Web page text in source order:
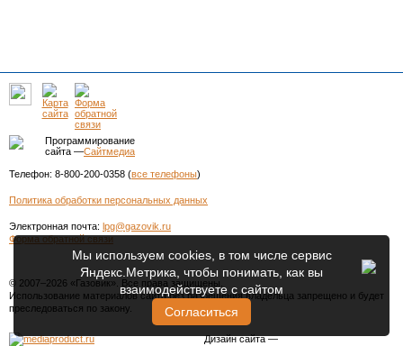
Программирование
сайта —Сайтмедиа
Телефон: 8-800-200-0358 (все телефоны)
Политика обработки персональных данных
Электронная почта: lpg@gazovik.ru
Форма обратной связи
© 2007–2026 «Газовик». Все права защищены.
Использование материалов сайта без разрешения владельца запрещено и будет
преследоваться по закону.
Дизайн сайта—
Мы используем cookies, в том числе сервис
Яндекс.Метрика, чтобы понимать, как вы
взаимодействуете с сайтом
Согласиться